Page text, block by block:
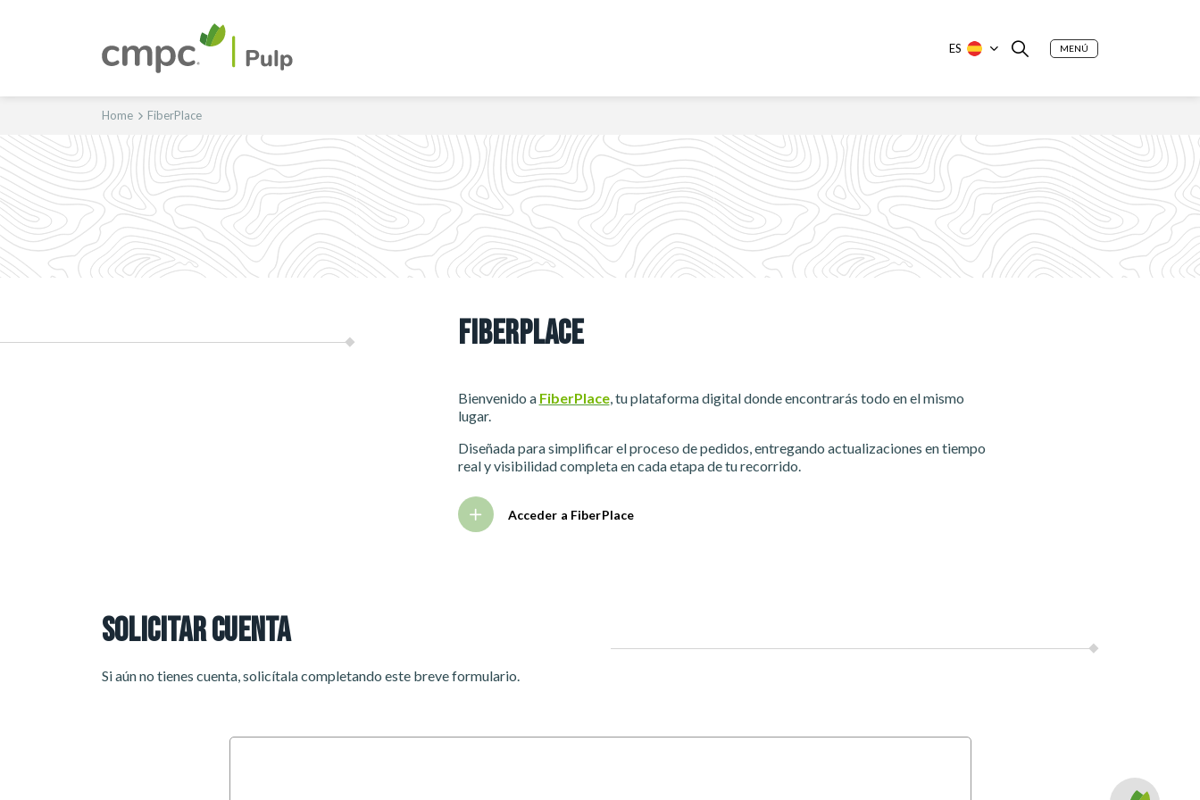
ES MENÚ
Home FiberPlace
FIBERPLACE
Bienvenido a FiberPlace, tu plataforma digital donde encontrarás todo en el mismo
lugar.
Diseñada para simplificar el proceso de pedidos, entregando actualizaciones en tiempo
real y visibilidad completa en cada etapa de tu recorrido.
Acceder a FiberPlace
SOLICITAR CUENTA
Si aún no tienes cuenta, solicítala completando este breve formulario.